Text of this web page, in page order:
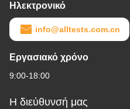
Ηλεκτρονικό
info@alltests.com.cn
Εργασιακό χρόνο
9:00-18:00
Η διεύθυνσή μας